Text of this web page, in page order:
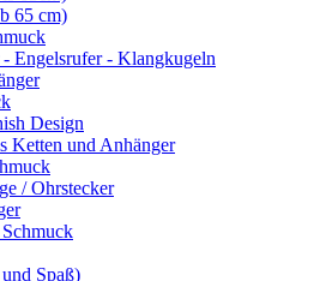
65 cm)
Engelsrufer - Klangkugeln
Design
Ketten und Anhänger
/ Ohrstecker
Spaß)